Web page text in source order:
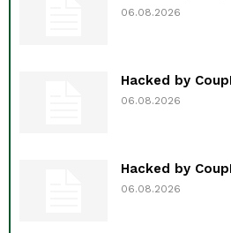
06.08.2026
Hacked by
06.08.2026
Hacked by
06.08.2026